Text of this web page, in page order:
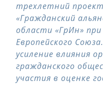
трехлетний
«Гражданский
области «ГрИн»
Европейского
усиление влияния
гражданского
участия в оценке